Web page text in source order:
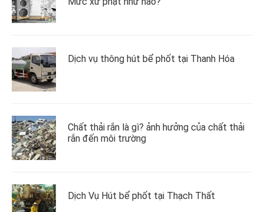
Dịch vụ thông hút bể phốt tại Thanh Hóa
Chất thải rắn là gì? ảnh hưởng của chất thải
rắn đến môi trường
Dịch Vụ Hút bể phốt tại Thạch Thất